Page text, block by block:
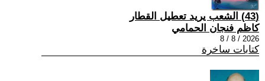
(43) الشعب يريد تعطيل القطار
كاظم فنجان الحمامي
2026 / 8 / 8
كتابات ساخرة